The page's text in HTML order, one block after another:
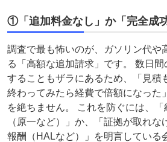
①「追加料金なし」か「完全成
調査で最も怖いのが、ガソリン代や
る「高額な追加請求」です。 数日
することもザラにあるため、「見積
終わってみたら経費で倍額になった
を絶ちません。 これを防ぐには、
（原一など）」か、「証拠が取れな
報酬（HALなど）」を明言している